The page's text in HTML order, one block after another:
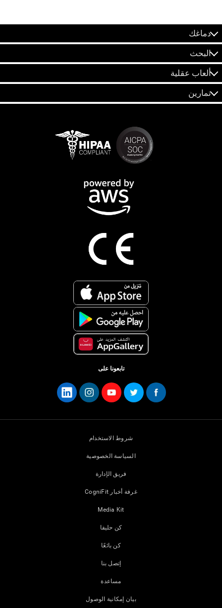
دماغك
البحث
ألعاب عقلية
تمارين
تابعونا على
شروط الاستخدام
السياسة الخصوصية
فريق الإدارة
غرفة أخبار CogniFit
Media Kit
كن حليفا
كن بائعًا
إتصل بنا
مساعدة
بيان إمكانية الوصول